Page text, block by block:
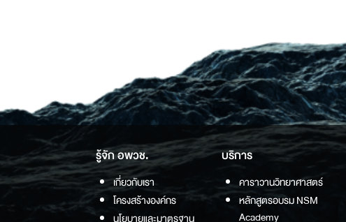
รู้จัก อพวช.
เกี่ยวกับเรา
โครงสร้างองค์กร
บริการ
คาราวานวิทยาศาสตร์
หลักสูตรอบรม NSM
Academy